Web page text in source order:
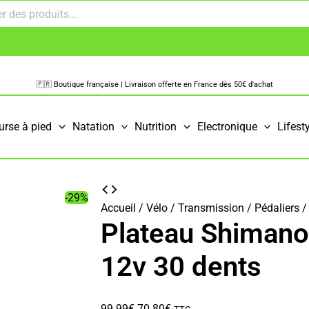
🇫🇷 Boutique française | Livraison offerte en France dès 50€ d'achat
à pied Natation Nutrition Electronique
-29%
Accueil / Vélo/ Transmission / Pédaliers/
Plateau
12v 30 dents